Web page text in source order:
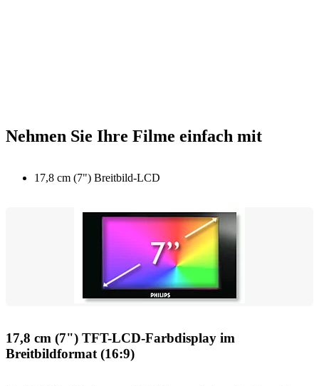
Nehmen Sie Ihre Filme einfach mit
17,8 cm (7") Breitbild-LCD
17,8 cm (7") TFT-LCD-Farbdisplay im
Breitbildformat (16:9)